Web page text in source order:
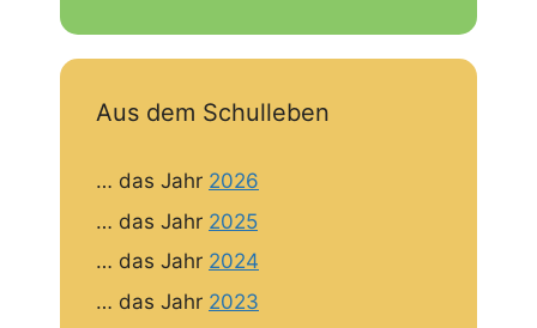
Aus dem Schulleben
… das Jahr 2026
… das Jahr 2025
… das Jahr 2024
… das Jahr 2023